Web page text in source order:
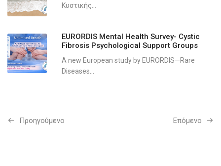
Κυστικής...
EURORDIS Mental Health Survey- Cystic
Fibrosis Psychological Support Groups
A new European study by EURORDIS—Rare
Diseases...
Προηγούμενo Επόμενο